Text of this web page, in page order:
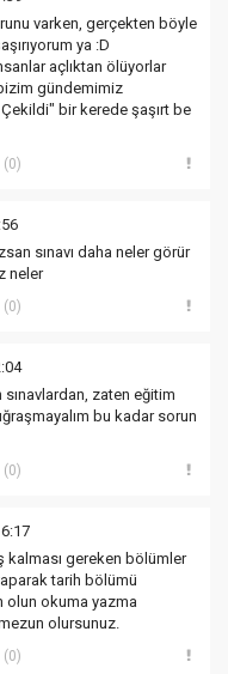
varken, gerçekten böyle
ya :D
açlıktan ölüyorlar
gündemimiz
bir kerede şaşırt be
(0)
sınavı daha neler görür
neler
(0)
sınavlardan, zaten eğitim
bu kadar sorun
(0)
kalması gereken bölümler
tarih bölümü
olun okuma yazma
olursunuz.
(0)